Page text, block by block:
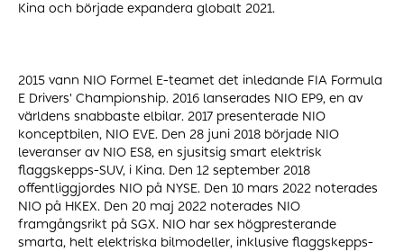
Kina och började expandera globalt 2021.
2015 vann NIO Formel E-teamet det inledande FIA Formula
E Drivers' Championship. 2016 lanserades NIO EP9, en av
världens snabbaste elbilar. 2017 presenterade NIO
konceptbilen, NIO EVE. Den 28 juni 2018 började NIO
leveranser av NIO ES8, en sjusitsig smart elektrisk
flaggskepps-SUV, i Kina. Den 12 september 2018
offentliggjordes NIO på NYSE. Den 10 mars 2022 noterades
NIO på HKEX. Den 20 maj 2022 noterades NIO
framgångsrikt på SGX. NIO har sex högpresterande
smarta, helt elektriska bilmodeller, inklusive flaggskepps-